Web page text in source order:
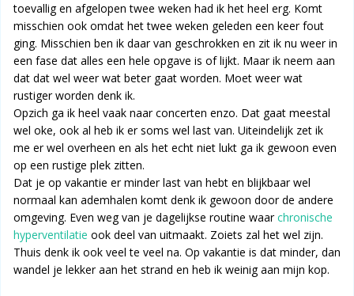
toevallig en afgelopen twee weken had ik het heel erg. Komt
misschien ook omdat het twee weken geleden een keer fout
ging. Misschien ben ik daar van geschrokken en zit ik nu weer in
een fase dat alles een hele opgave is of lijkt. Maar ik neem aan
dat dat wel weer wat beter gaat worden. Moet weer wat
rustiger worden denk ik.
Opzich ga ik heel vaak naar concerten enzo. Dat gaat meestal
wel oke, ook al heb ik er soms wel last van. Uiteindelijk zet ik
me er wel overheen en als het echt niet lukt ga ik gewoon even
op een rustige plek zitten.
Dat je op vakantie er minder last van hebt en blijkbaar wel
normaal kan ademhalen komt denk ik gewoon door de andere
omgeving. Even weg van je dagelijkse routine waarchronische
hyperventilatie ook deel van uitmaakt. Zoiets zal het wel zijn.
Thuis denk ik ook veel te veel na. Op vakantie is dat minder, dan
wandel je lekker aan het strand en heb ik weinig aan mijn kop.